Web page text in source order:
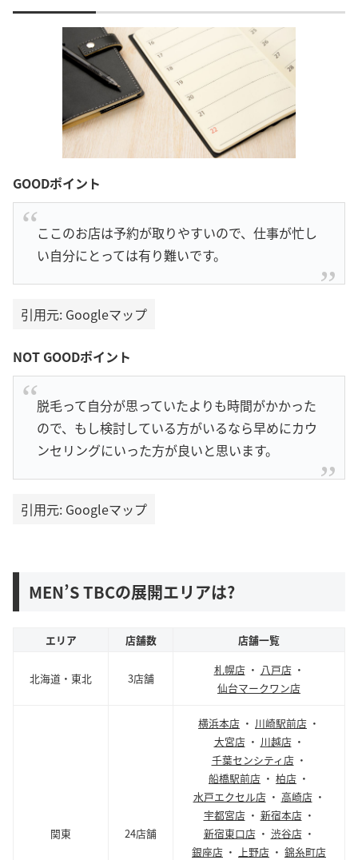
GOODポイント
ここのお店は予約が取りやすいので、仕事が忙し
い自分にとっては有り難いです。
引用元: Googleマップ
NOT GOODポイント
脱毛って自分が思っていたよりも時間がかかった
ので、もし検討している方がいるなら早めにカウ
ンセリングにいった方が良いと思います。
引用元: Googleマップ
MEN’S TBCの展開エリアは?
エリア 店舗数 店舗一覧
北海道・東北 3店舗
札幌店・ 八戸店・
仙台マークワン店
関東 24店舗
横浜本店 ・ 川崎駅前店 ・
大宮店・ 川越店・
千葉センシティ店・
船橋駅前店 ・ 柏店 ・
水戸エクセル店・ 高崎店・
宇都宮店・ 新宿本店・
新宿東口店・ 渋谷店・
銀座店 ・ 上野店 ・ 錦糸町店